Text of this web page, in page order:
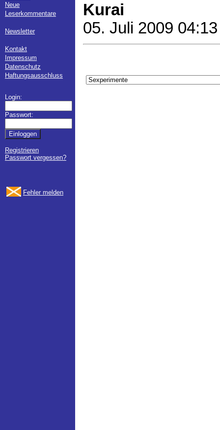
Neue
Leserkommentare
Newsletter
Kontakt
Impressum
Datenschutz
Haftungsausschluss
Login:
Passwort:
Registrieren
Passwort vergessen?
Fehler melden
Kurai
05. Juli 2009 04:13